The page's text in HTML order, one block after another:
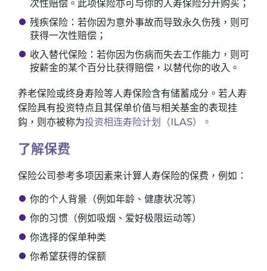
次性赔偿。此项保险亦可与你的人寿保险分开购买；
残疾保险：若你因为意外事故而导致永久伤残，则可
获得一次性赔偿；
收入替代保险：若你因为伤病而失去工作能力，则可
按薪金的某个百分比获得赔偿，以替代你的收入。
养老保险或终身寿险等人寿保险含有储蓄成分。若人寿
保险具有投资特点且其保单价值与相关基金的表现挂
鈎，则亦被称为投资相连寿险计划（ILAS）。
了解保费
保险公司参考多项因素来计算人寿保险的保费，例如：
你的个人背景（例如年龄、健康状况等）
你的习惯（例如吸烟、爱好极限运动等）
你选择的保单种类
你希望获得的保额